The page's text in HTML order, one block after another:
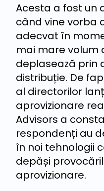
Acesta a fost un
când vine vorba
adecvat în
mai mare volum
deplasează prin
distribuție. De
al directorilor
aprovizionare
Advisors a
respondenți au
în noi tehnologii
depăși
aprovizionare.